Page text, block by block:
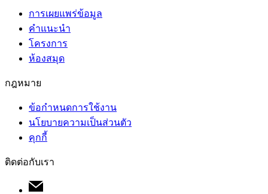
การเผยแพร่ข้อมูล
คำแนะนำ
โครงการ
ห้องสมุด
กฎหมาย
ข้อกำหนดการใช้งาน
นโยบายความเป็นส่วนตัว
คุกกี้
ติดต่อกับเรา